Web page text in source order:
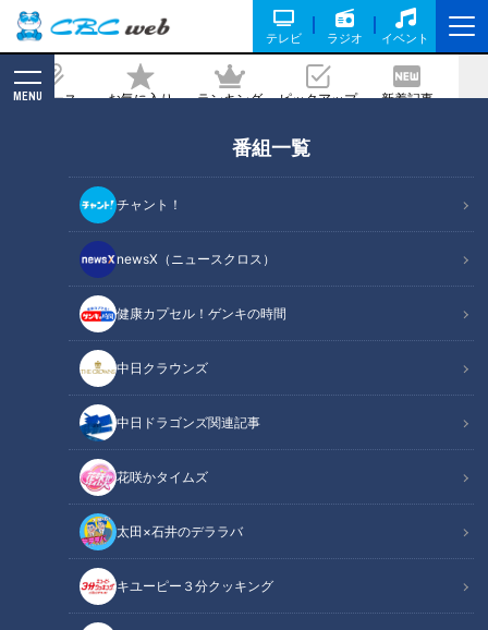
テレビ ラジオ イベント
ニュース お気に入り ランキング ピックアップ 新着記事
MENU
番組一覧
チャント！
newsX（ニュースクロス）
健康カプセル！ゲンキの時間
中日クラウンズ
中日ドラゴンズ関連記事
花咲かタイムズ
太田×石井のデララバ
キユーピー３分クッキング
伊勢志摩の絶品佃煮
記事に戻る
近藤サトも実践！食卓の可能性が広がる 伊勢志摩の絶品佃煮